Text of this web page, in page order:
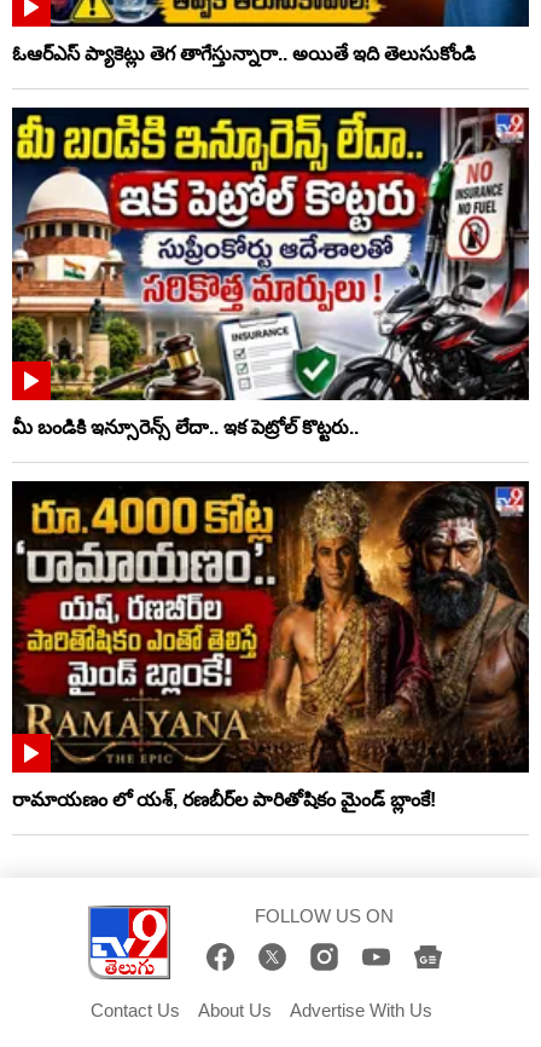
ఓఆర్‌ఎస్‌ ప్యాకెట్లు తెగ తాగేస్తున్నారా.. అయితే ఇది తెలుసుకోండి
మీ బండికి ఇన్సూరెన్స్ లేదా.. ఇక పెట్రోల్ కొట్టరు..
రామాయణం లో యశ్, రణబీర్‌ల పారితోషికం మైండ్‌ బ్లాంకే!
FOLLOW US ON
Contact Us About Us Advertise With Us